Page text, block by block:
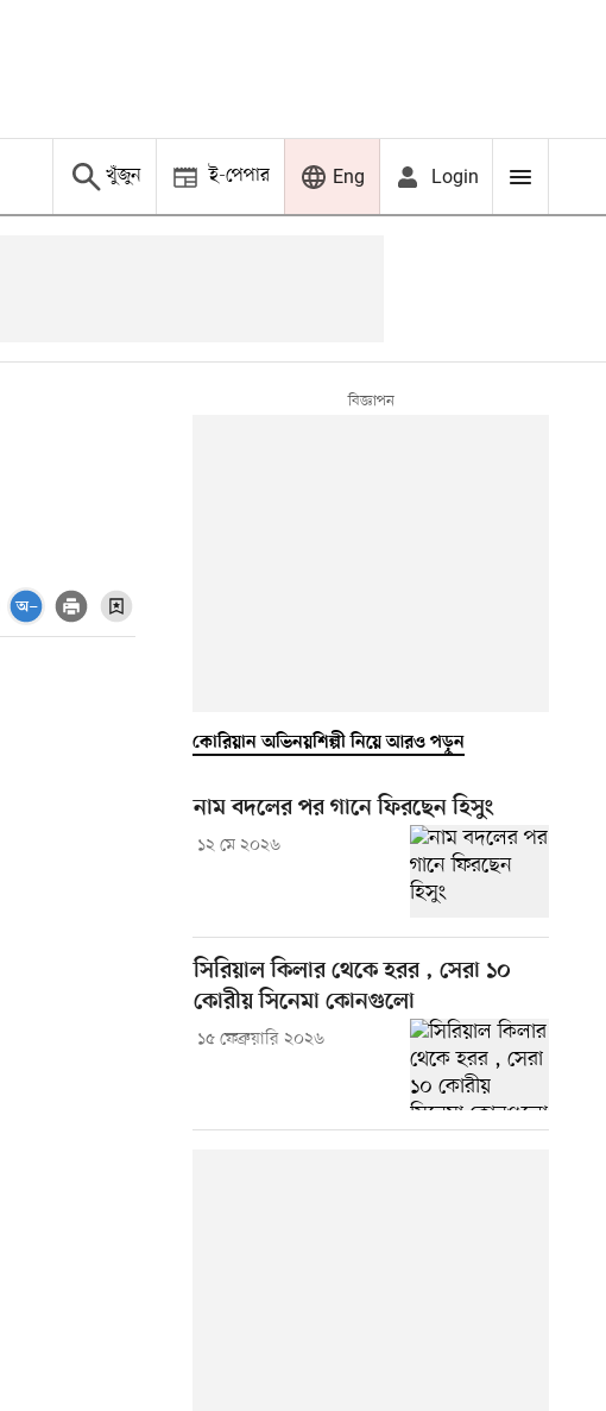
খুঁজুন ই-পেপার Eng Login
কোরিয়ান অভিনয়শিল্পী নিয়ে আরও পড়ুন
নাম বদলের পর গানে ফিরছেন হিসুং
১২ মে ২০২৬
সিরিয়াল কিলার থেকে হরর , সেরা ১০
কোরীয় সিনেমা কোনগুলো
১৫ ফেব্রুয়ারি ২০২৬